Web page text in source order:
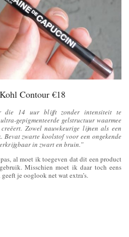
Contour €18
die 14 uur blijft zonder intensiteit te
gepigmenteerde gelstructuur waarmee
Zowel nauwkeurige lijnen als een
Bevat zwarte koolstof voor een ongekende
in zwart en bruin.”
al moet ik toegeven dat dit een product
Misschien moet ik daar toch eens
je ooglook net wat extra’s.